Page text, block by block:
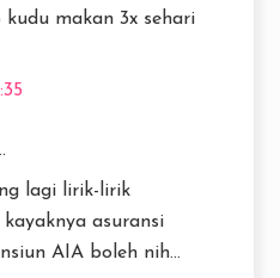
makan 3x sehari
lagi lirik-lirik
asuransi
AIA boleh nih...